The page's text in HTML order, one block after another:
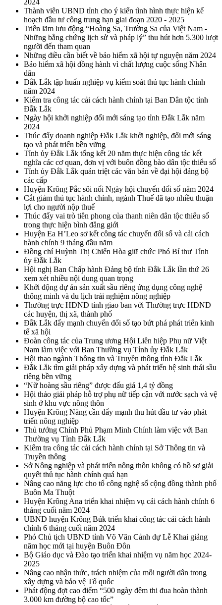
2024
Thành viên UBND tỉnh cho ý kiến tình hình thực hiện kế
hoạch đầu tư công trung hạn giai đoạn 2020 - 2025
Triển lãm lưu động “Hoàng Sa, Trường Sa của Việt Nam -
Những bằng chứng lịch sử và pháp lý” thu hút hơn 5.300 lượt
người đến tham quan
Những điều cần biết về bảo hiểm xã hội tự nguyện năm 2024
Bảo hiểm xã hội đồng hành vì chất lượng cuộc sống Nhân
dân
Đắk Lắk tập huấn nghiệp vụ kiểm soát thủ tục hành chính
năm 2024
Kiểm tra công tác cải cách hành chính tại Ban Dân tộc tỉnh
Đắk Lắk
Ngày hội khởi nghiệp đổi mới sáng tạo tỉnh Đắk Lắk năm
2024
Thúc đẩy doanh nghiệp Đắk Lắk khởi nghiệp, đổi mới sáng
tạo và phát triển bền vững
Tỉnh ủy Đắk Lắk tổng kết 20 năm thực hiện công tác kết
nghĩa các cơ quan, đơn vị với buôn đồng bào dân tộc thiểu số
Tỉnh ủy Đắk Lắk quán triệt các văn bản về đại hội đảng bộ
các cấp
Huyện Krông Pắc sôi nổi Ngày hội chuyển đổi số năm 2024
Cắt giảm thủ tục hành chính, ngành Thuế đã tạo nhiều thuận
lợi cho người nộp thuế
Thúc đẩy vai trò tiên phong của thanh niên dân tộc thiểu số
trong thực hiện bình đẳng giới
Huyện Ea H’Leo sơ kết công tác chuyển đổi số và cải cách
hành chính 9 tháng đầu năm
Đồng chí Huỳnh Thị Chiến Hòa giữ chức Phó Bí thư Tỉnh
ủy Đắk Lắk
Hội nghị Ban Chấp hành Đảng bộ tỉnh Đắk Lắk lần thứ 26
xem xét nhiều nội dung quan trọng
Khởi động dự án sản xuất sầu riêng ứng dụng công nghệ
thông minh và du lịch trải nghiệm nông nghiệp
Thường trực HĐND tỉnh giao ban với Thường trực HĐND
các huyện, thị xã, thành phố
Đắk Lắk đẩy mạnh chuyển đổi số tạo bứt phá phát triển kinh
tế xã hội
Đoàn công tác của Trung ương Hội Liên hiệp Phụ nữ Việt
Nam làm việc với Ban Thường vụ Tỉnh ủy Đắk Lắk
Hội thao ngành Thông tin và Truyền thông tỉnh Đắk Lắk
Đắk Lắk tìm giải pháp xây dựng và phát triển hệ sinh thái sầu
riêng bền vững
“Nữ hoàng sầu riêng” được đấu giá 1,4 tỷ đồng
Hội thảo giải pháp hỗ trợ phụ nữ tiếp cận với nước sạch và vệ
sinh ở khu vực nông thôn
Huyện Krông Năng cần đẩy mạnh thu hút đầu tư vào phát
triển nông nghiệp
Thủ tướng Chính Phủ Phạm Minh Chính làm việc với Ban
Thường vụ Tỉnh Đắk Lắk
Kiểm tra công tác cải cách hành chính tại Sở Thông tin và
Truyền thông
Sở Nông nghiệp và phát triển nông thôn không có hồ sơ giải
quyết thủ tục hành chính quá hạn
Nâng cao năng lực cho tổ công nghệ số cộng đồng thành phố
Buôn Ma Thuột
Huyện Krông Ana triển khai nhiệm vụ cải cách hành chính 6
tháng cuối năm 2024
UBND huyện Krông Búk triển khai công tác cải cách hành
chính 6 tháng cuối năm 2024
Phó Chủ tịch UBND tỉnh Võ Văn Cảnh dự Lễ Khai giảng
năm học mới tại huyện Buôn Đôn
Bộ Giáo dục và Đào tạo triển khai nhiệm vụ năm học 2024-
2025
Nâng cao nhận thức, trách nhiệm của mỗi người dân trong
xây dựng và bảo vệ Tổ quốc
Phát động đợt cao điểm “500 ngày đêm thi đua hoàn thành
3.000 km đường bộ cao tốc”